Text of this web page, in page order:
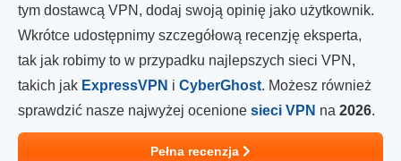
tym dostawcą VPN, dodaj swoją opinię jako użytkownik.
Wkrótce udostępnimy szczegółową recenzję eksperta,
tak jak robimy to w przypadku najlepszych sieci VPN,
takich jak ExpressVPN i CyberGhost. Możesz również
sprawdzić nasze najwyżej ocenione sieci VPN na 2026.
Pełna recenzja